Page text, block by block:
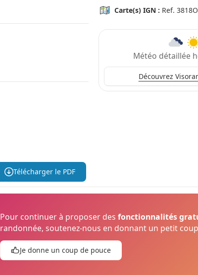
Carte(s) IGN : Ref. 3818O
Météo détaillée
Découvrez
Télécharger le PDF
Pour continuer à proposer desfonctionnalités
randonnée, soutenez-nous en donnant un petit
Je donne un coup de pouce